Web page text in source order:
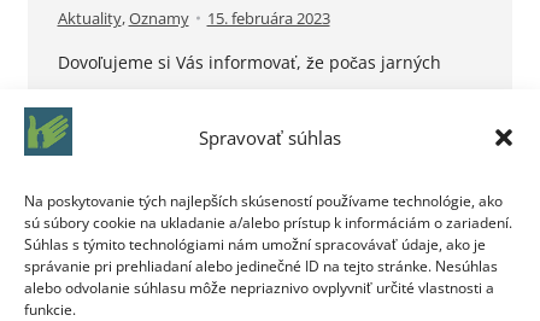
Spravovať súhlas
Na poskytovanie tých najlepších skúseností používame technológie, ako
sú súbory cookie na ukladanie a/alebo prístup k informáciám o zariadení.
Súhlas s týmito technológiami nám umožní spracovávať údaje, ako je
správanie pri prehliadaní alebo jedinečné ID na tejto stránke. Nesúhlas
alebo odvolanie súhlasu môže nepriaznivo ovplyvniť určité vlastnosti a
funkcie.
Aktuality,Oznamy 15. februára 2023
Dovoľujeme si Vás informovať, že počas jarných
ambulancie vyšetrovať len pacientov s urgentným
stavom. Dovoľujeme si Vás informovať, že počas
jarných prázdnin v dňoch 20.02. – 24.02.2023 sa
menia ordinačné hodiny v ambulancii lekára, a to
nasledovne: Pondelok: 7:00 – 15:00 Utorok: 7:00 –
15:00 Streda: 7:00 –…